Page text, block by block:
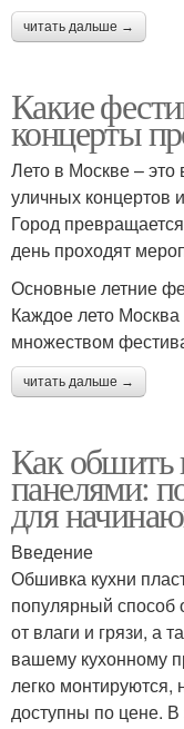
читать дальше →
Какие
концерты
Лето в Москве –
уличных концертов
Город
день проходят
Основные летние
Каждое лето Москва
множеством
читать дальше →
Как обшить
панелями:
для
Введение
Обшивка кухни
популярный способ
от влаги и грязи, а
вашему кухонному
легко монтируются,
доступны по цене.